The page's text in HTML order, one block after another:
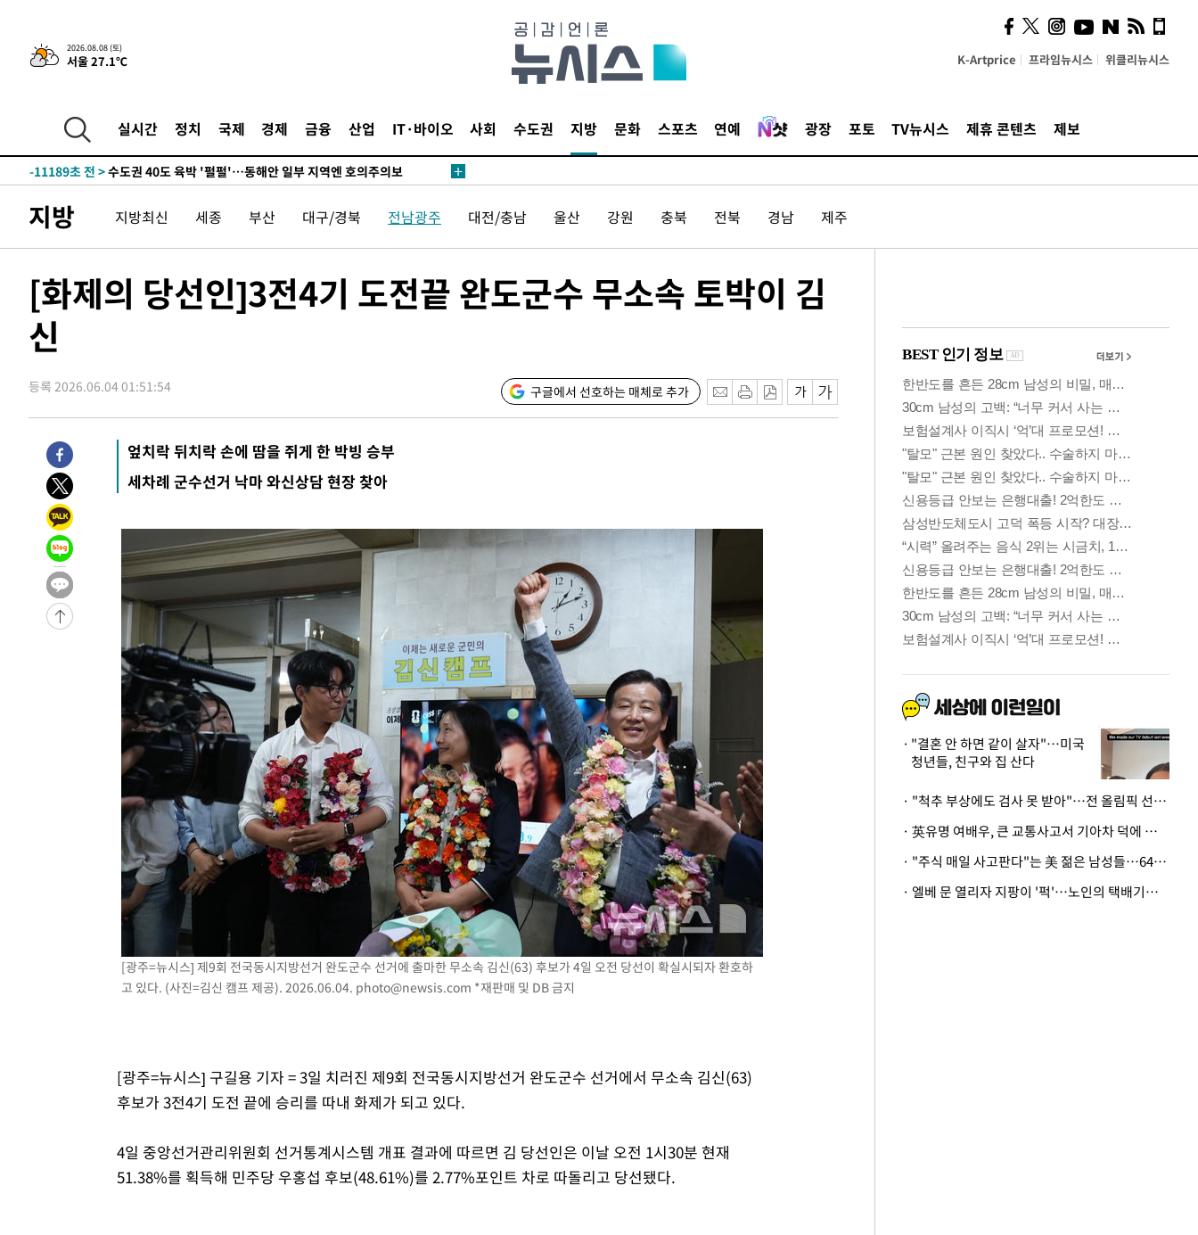
2026.08.08 (토)
서울 27.1℃ K-Artprice 프라임뉴시스 위클리뉴시스
실시간 정치 국제 경제 금융 산업 IT·바이오 사회 수도권 지방 문화 스포츠 연예 광장 포토 TV뉴시스 제휴 콘텐츠 제보
42.08%·宋 10.17%
-18428초 전 >이강인 "아틀레티코 이적 기뻐…등번호 7번 의미보단 팀 위해 뛸
것"
-18363초 전 > [속보]與 당대표 경선, 제주·인천 권리당원 투표 김민석 승리
-11407초 전 >
[속보]이강인 "감독님이 원하는 마음 느꼈고, 많은 트로피 원해 아
틀레티코 이적"
-11189초 전 >
-10158초 전 >온열질환 사망자 3명 늘어…누적 환자 3000명 돌파
-210초 전 >
백운산서 80년근 천종산삼 9뿌리 발견…감정가 1.3억원
34분 전 >선재도서 해루질 나섰다 실종 60대, 닷새 만에 숨진 채 발견
1시간 전 >여수 오동도 해상서 모터보트 전복…1명 사망·1명 실종
2시간 전 >
날씨]
3시간 전 >
6시간 전 >'최고 37도' 폭염 지속…강원동해안 최대 150㎜ 비
8시간 전 >[속보]뉴욕증시 상승 마감…S&P 0.6% 나스닥 1.3%↑
-28632초 전 >
이란 "호르무즈 재개방 합의 근접…美 배상 선행돼야"
-19679초 전 >
[속보]與최고위원 제주·인천 순회경선…박선원·최민희·서미화·
한민수·김용 순
-19632초 전 >
[속보]김민석, 與 전대 당원투표 누적 득표율 45.42%로 1위… 정
청래 44.56%
-18914초 전 >
42.08%·宋 10.17%
-18448초 전 >
이강인 "아틀레티코 이적 기뻐…등번호 7번 의미보단 팀 위해 뛸
-18383초 전 >
[속보]與 당대표 경선, 제주·인천 권리당원 투표 김민석 승리
-12157초 전 >
낮 최고 35도 '무더위'…동해안 시간당 30㎜ '강한 비'[내일날씨]
-11427초 전 >
[속보]이강인 "감독님이 원하는 마음 느꼈고, 많은 트로피 원해 아
수도권 40도 육박 '펄펄'…동해안 일부 지역엔 호의주의보
온열질환 사망자 3명 늘어…누적 환자 3000명 돌파
강릉에 시간당 81.4㎜ 물폭탄…도로 잠기고 담벼락 붕괴
백운산서 80년근 천종산삼 9뿌리 발견…감정가 1.3억원
선재도서 해루질 나섰다 실종 60대, 닷새 만에 숨진 채 발견
남자 농구, 나고야 아시안게임서 '홈팀' 일본과 한일전
여수 오동도 해상서 모터보트 전복…1명 사망·1명 실종
극한폭염 한풀 꺾이지만…'낮 최고 35도' 무더위, 열대야 계속[다음주
축구협회 "압수수색·성접대 논란 사과…쇄신의 기회로 삼겠다"
[속보]'압수수색·성접대 논란' 축구협회 "실망과 걱정 안겨드려 죄송"
'최고 37도' 폭염 지속…강원동해안 최대 150㎜ 비
[속보]뉴욕증시 상승 마감…S&P 0.6% 나스닥 1.3%↑
지방 지방최신 세종 부산 대구/경북 전남광주 대전/충남 울산 강원 충북 전북 경남 제주
[화제의 당선인]3전4기 도전끝 완도군수 무소속 토박이 김
신
등록 2026.06.04 01:51:54 구글에서 선호하는 매체로 추가
엎치락 뒤치락 손에 땀을 쥐게 한 박빙 승부
세차례 군수선거 낙마 와신상담 현장 찾아
[광주=뉴시스] 제9회 전국동시지방선거 완도군수 선거에 출마한 무소속 김신(63) 후보가 4일 오전 당선이 확실시되자 환호하
고 있다. (사진=김신 캠프 제공). 2026.06.04. photo@newsis.com *재판매 및 DB 금지
[광주=뉴시스] 구길용 기자 = 3일 치러진 제9회 전국동시지방선거 완도군수 선거에서 무소속 김신(63)
후보가 3전4기 도전 끝에 승리를 따내 화제가 되고 있다.
4일 중앙선거관리위원회 선거통계시스템 개표 결과에 따르면 김 당선인은 이날 오전 1시30분 현재
51.38%를 획득해 민주당 우홍섭 후보(48.61%)를 2.77%포인트 차로 따돌리고 당선됐다.
사이 해답 찾았죠"…알을
깨고 나온 '초자아'
"결혼 안 하면 같이 살자"…미국
청년들, 친구와 집 산다
· "척추 부상에도 검사 못 받아"…전 올림픽 선수, 美봅슬레이협회 상대 소송
· 英유명 여배우, 큰 교통사고서 기아차 덕에 살았다
· "주식 매일 사고판다"는 美 젊은 남성들…64%가 "나는 인생의 패배자“
· 엘베 문 열리자 지팡이 '퍽'…노인의 택배기사 폭행 이유